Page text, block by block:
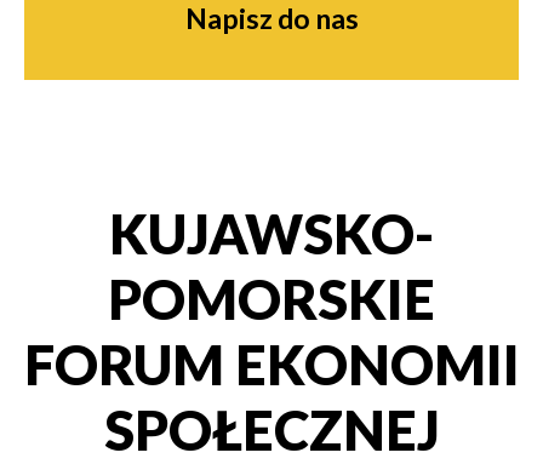
Napisz do nas
KUJAWSKO-
POMORSKIE
FORUM EKONOMII
SPOŁECZNEJ